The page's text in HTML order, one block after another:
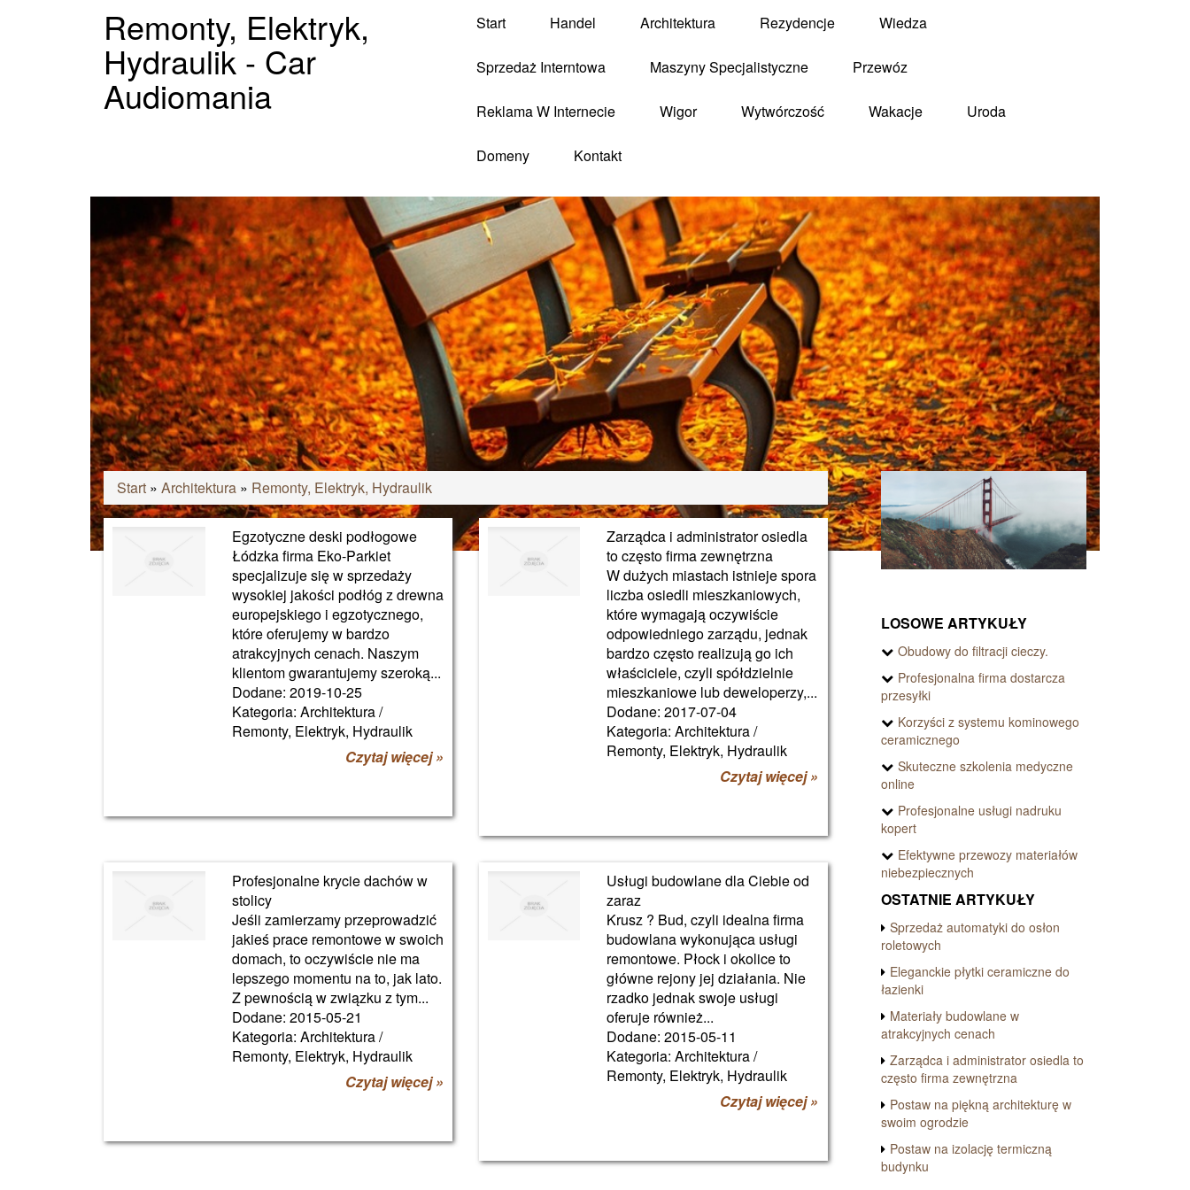
Remonty, Elektryk,
Hydraulik - Car
Audiomania
Start Handel Architektura Rezydencje Wiedza
Sprzedaż Interntowa Maszyny Specjalistyczne Przewóz
Reklama W Internecie Wigor Wytwórczość Wakacje Uroda
Domeny Kontakt
Start » Architektura » Remonty, Elektryk, Hydraulik
Egzotyczne deski podłogowe
Łódzka firma Eko-Parkiet
specjalizuje się w sprzedaży
wysokiej jakości podłóg z drewna
europejskiego i egzotycznego,
które oferujemy w bardzo
atrakcyjnych cenach. Naszym
klientom gwarantujemy szeroką...
Dodane: 2019-10-25
Kategoria: Architektura /
Remonty, Elektryk, Hydraulik
Czytaj więcej »
Zarządca i administrator osiedla
to często firma zewnętrzna
W dużych miastach istnieje spora
liczba osiedli mieszkaniowych,
które wymagają oczywiście
odpowiedniego zarządu, jednak
bardzo często realizują go ich
właściciele, czyli spółdzielnie
mieszkaniowe lub deweloperzy,...
Dodane: 2017-07-04
Kategoria: Architektura /
Remonty, Elektryk, Hydraulik
Czytaj więcej »
Profesjonalne krycie dachów w
stolicy
Jeśli zamierzamy przeprowadzić
jakieś prace remontowe w swoich
domach, to oczywiście nie ma
lepszego momentu na to, jak lato.
Z pewnością w związku z tym...
Dodane: 2015-05-21
Kategoria: Architektura /
Remonty, Elektryk, Hydraulik
Czytaj więcej »
Usługi budowlane dla Ciebie od
zaraz
Krusz ? Bud, czyli idealna firma
budowlana wykonująca usługi
remontowe. Płock i okolice to
główne rejony jej działania. Nie
rzadko jednak swoje usługi
oferuje również...
Dodane: 2015-05-11
Kategoria: Architektura /
Remonty, Elektryk, Hydraulik
Czytaj więcej »
LOSOWE ARTYKUŁY
Obudowy do filtracji cieczy.
Profesjonalna firma dostarcza
przesyłki
Korzyści z systemu kominowego
ceramicznego
Skuteczne szkolenia medyczne
online
Profesjonalne usługi nadruku
kopert
Efektywne przewozy materiałów
niebezpiecznych
OSTATNIE ARTYKUŁY
Sprzedaż automatyki do osłon
roletowych
Eleganckie płytki ceramiczne do
łazienki
Materiały budowlane w
atrakcyjnych cenach
Zarządca i administrator osiedla to
często firma zewnętrzna
Postaw na piękną architekturę w
swoim ogrodzie
Postaw na izolację termiczną
budynku